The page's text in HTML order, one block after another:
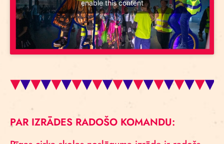
enable this content
PAR IZRĀDES RADOŠO KOMANDU: